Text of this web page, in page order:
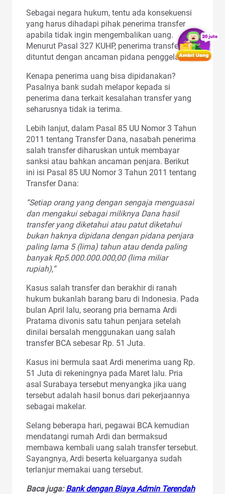
Sebagai negara hukum, tentu ada konsekuensi
yang harus dihadapi pihak penerima transfer
apabila tidak ingin mengembalikan uang.
Menurut Pasal 327 KUHP, penerima transfer bisa
dituntut dengan ancaman pidana penggelapan.
Kenapa penerima uang bisa dipidanakan?
Pasalnya bank sudah melapor kepada si
penerima dana terkait kesalahan transfer yang
seharusnya tidak ia terima.
Lebih lanjut, dalam Pasal 85 UU Nomor 3 Tahun
2011 tentang Transfer Dana, nasabah penerima
salah transfer diharuskan untuk membayar
sanksi atau bahkan ancaman penjara. Berikut
ini isi Pasal 85 UU Nomor 3 Tahun 2011 tentang
Transfer Dana:
“Setiap orang yang dengan sengaja menguasai
dan mengakui sebagai miliknya Dana hasil
transfer yang diketahui atau patut diketahui
bukan haknya dipidana dengan pidana penjara
paling lama 5 (lima) tahun atau denda paling
banyak Rp5.000.000.000,00 (lima miliar
rupiah),”
Kasus salah transfer dan berakhir di ranah
hukum bukanlah barang baru di Indonesia. Pada
bulan April lalu, seorang pria bernama Ardi
Pratama divonis satu tahun penjara setelah
dinilai bersalah menggunakan uang salah
transfer BCA sebesar Rp. 51 Juta.
Kasus ini bermula saat Ardi menerima uang Rp.
51 Juta di rekeningnya pada Maret lalu. Pria
asal Surabaya tersebut menyangka jika uang
tersebut adalah hasil bonus dari pekerjaannya
sebagai makelar.
Selang beberapa hari, pegawai BCA kemudian
mendatangi rumah Ardi dan bermaksud
membawa kembali uang salah transfer tersebut.
Sayangnya, Ardi beserta keluarganya sudah
terlanjur memakai uang tersebut.
Baca juga:Bank dengan Biaya Admin Terendah